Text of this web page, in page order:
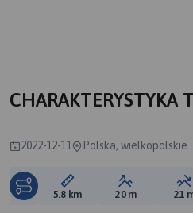
CHARAKTERYSTYKA
2022-12-11 Polska, wielkopolskie
Długość trasy:
5.8 km Suma
20 m 21